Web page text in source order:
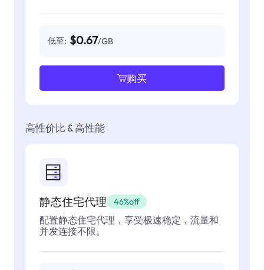
低至: $0.67/GB
购买
高性价比 & 高性能
静态住宅代理 46%off
配置静态住宅代理，享受极速稳定，流量和
并发连接不限。